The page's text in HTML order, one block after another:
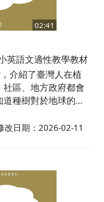
02:41
英語文適性教學教材研
介紹了臺灣人在植
區、地方政府都會
種樹對於地球的重
parks(清掃附
種樹)、donate
改日期：2026-02-11